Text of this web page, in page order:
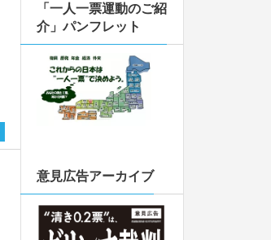
「一人一票運動のご紹
介」パンフレット
意見広告アーカイブ